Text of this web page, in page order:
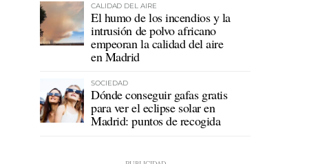
CALIDAD DEL AIRE
El humo de los incendios y la
intrusión de polvo africano
empeoran la calidad del aire
en Madrid
SOCIEDAD
Dónde conseguir gafas gratis
para ver el eclipse solar en
Madrid: puntos de recogida